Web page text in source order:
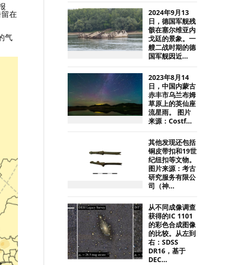
在
气
2024年9月13
日，德国军舰残
骸在塞尔维亚内
戈廷的景象。一
艘二战时期的德
国军舰因近...
2023年8月14
日，中国内蒙古
赤丰市乌兰布姆
草原上的英仙座
流星雨。 图片
来源：Costf...
其他发现还包括
铜皮带扣和19世
纪纽扣等文物。
图片来源：考古
研究服务有限公
司（神...
从不同成像调查
获得的IC 1101
的彩色合成图像
的比较。从左到
右：SDSS
DR16，基于
DEC...